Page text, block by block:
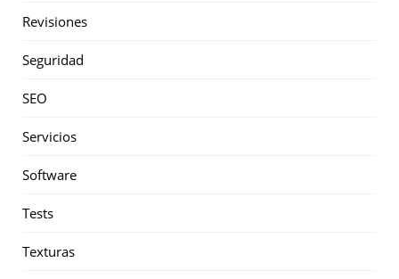
Revisiones
Seguridad
SEO
Servicios
Software
Tests
Texturas